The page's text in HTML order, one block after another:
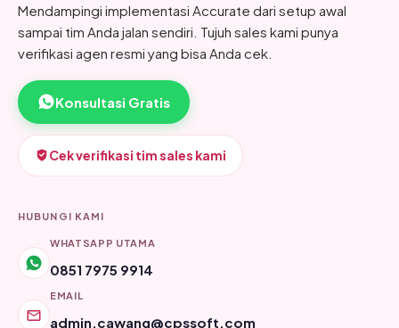
Mendampingi implementasi Accurate dari setup awal
sampai tim Anda jalan sendiri. Tujuh sales kami punya
verifikasi agen resmi yang bisa Anda cek.
Konsultasi Gratis
Cek verifikasi tim sales kami
HUBUNGI KAMI
WHATSAPP UTAMA
0851 7975 9914
EMAIL
admin.cawang@cpssoft.com